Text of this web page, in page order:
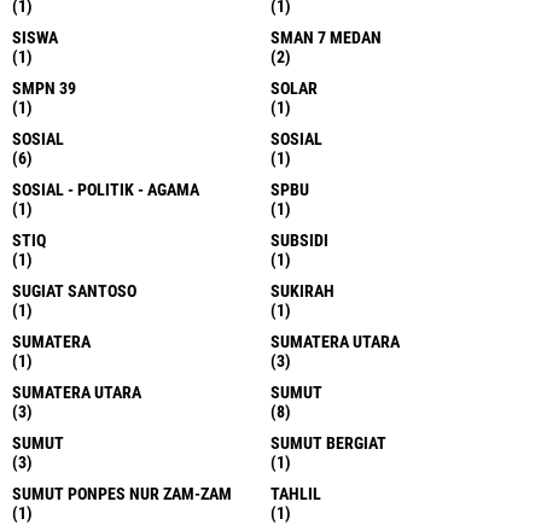
(1)
(1)
SISWA
(1)
SMAN 7 MEDAN
(2)
SMPN 39
(1)
SOLAR
(1)
SOSIAL
(6)
SOSIAL
(1)
SOSIAL - POLITIK - AGAMA
(1)
SPBU
(1)
STIQ
(1)
SUBSIDI
(1)
SUGIAT SANTOSO
(1)
SUKIRAH
(1)
SUMATERA
(1)
SUMATERA UTARA
(3)
SUMATERA UTARA
(3)
SUMUT
(8)
SUMUT
(3)
SUMUT BERGIAT
(1)
SUMUT PONPES NUR ZAM-ZAM
(1)
TAHLIL
(1)